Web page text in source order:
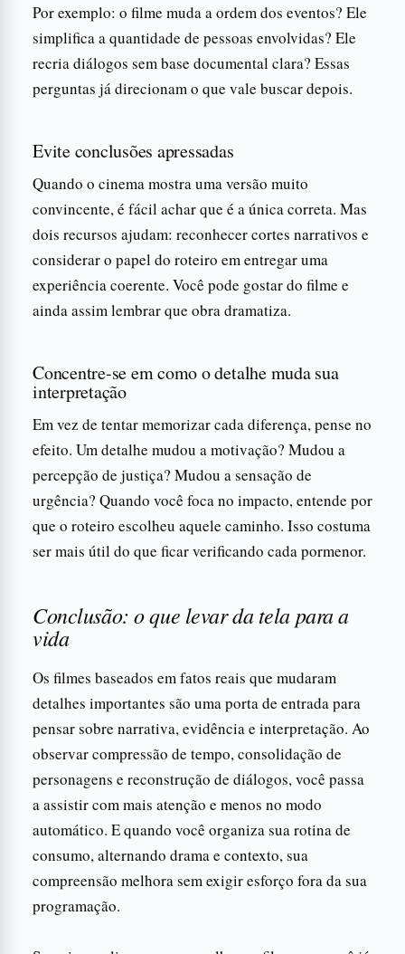
Por exemplo: o filme muda a ordem dos eventos? Ele
simplifica a quantidade de pessoas envolvidas? Ele
recria diálogos sem base documental clara? Essas
perguntas já direcionam o que vale buscar depois.
Evite conclusões apressadas
Quando o cinema mostra uma versão muito
convincente, é fácil achar que é a única correta. Mas
dois recursos ajudam: reconhecer cortes narrativos e
considerar o papel do roteiro em entregar uma
experiência coerente. Você pode gostar do filme e
ainda assim lembrar que obra dramatiza.
Concentre-se em como o detalhe muda sua
interpretação
Em vez de tentar memorizar cada diferença, pense no
efeito. Um detalhe mudou a motivação? Mudou a
percepção de justiça? Mudou a sensação de
urgência? Quando você foca no impacto, entende por
que o roteiro escolheu aquele caminho. Isso costuma
ser mais útil do que ficar verificando cada pormenor.
Conclusão: o que levar da tela para a
vida
Os filmes baseados em fatos reais que mudaram
detalhes importantes são uma porta de entrada para
pensar sobre narrativa, evidência e interpretação. Ao
observar compressão de tempo, consolidação de
personagens e reconstrução de diálogos, você passa
a assistir com mais atenção e menos no modo
automático. E quando você organiza sua rotina de
consumo, alternando drama e contexto, sua
compreensão melhora sem exigir esforço fora da sua
programação.